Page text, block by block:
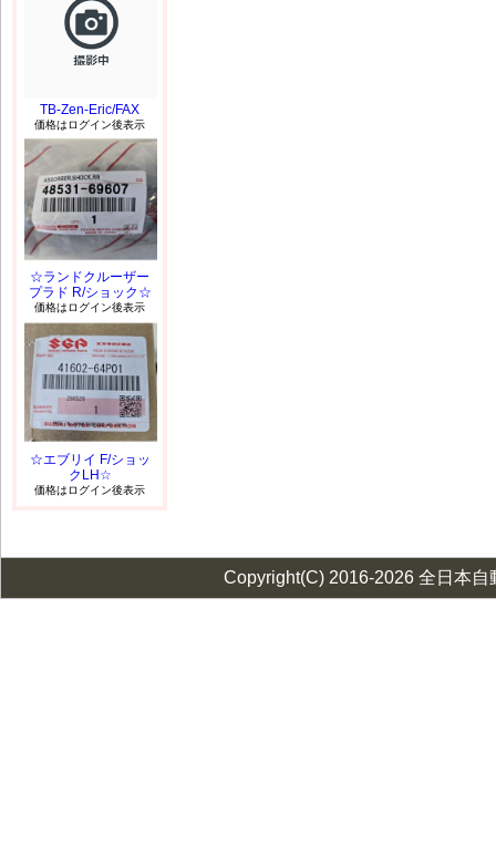
TB-Zen-Eric/FAX
価格はログイン後表示
☆ランドクルーザー
プラド R/ショック☆
価格はログイン後表示
☆エブリイ F/ショッ
クLH☆
価格はログイン後表示
Copyright(C) 2016-2026 全日本